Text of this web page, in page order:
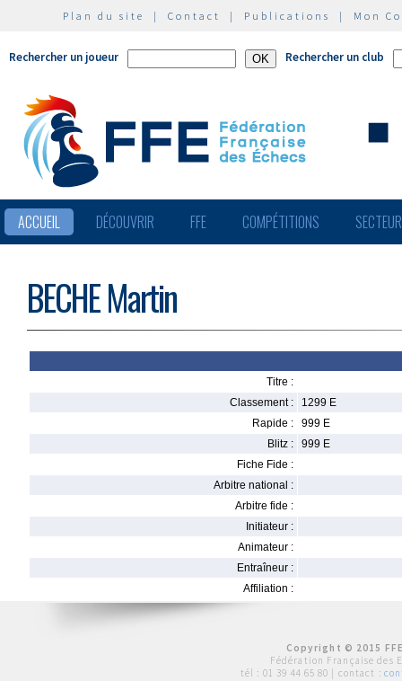
Plan du site | Contact | Publications | Mon
Rechercher un joueur Rechercher un club
ACCUEIL DÉCOUVRIR FFE COMPÉTITIONS
BECHE Martin
Titre :
Classement :
1299 E
Rapide :
999 E
Blitz :
999 E
Fiche Fide :
Arbitre national :
Arbitre fide :
Initiateur :
Animateur :
Entraîneur :
Affiliation :
Copyright © 2015
Fédération Française des
tél : 01 39 44 65 80 | contact :